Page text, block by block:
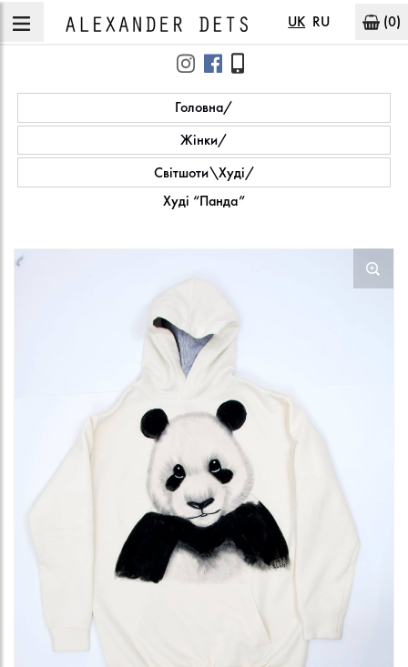
UK RU (0)
Головна
Жінки
Світшоти\Худі
Худі “Панда”